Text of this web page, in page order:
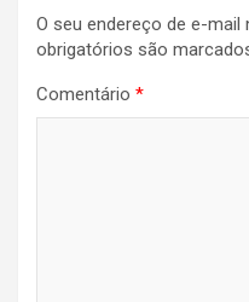
O seu endereço de e-mail
obrigatórios são
Comentário *